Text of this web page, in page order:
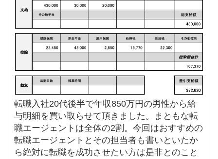
転職入社20代後半で年収850万円の男性から給
与明細を買い取らせて頂きました。まともな転
職エージェントは全体の2割。今回はおすすめの
転職エージェントとその担当者も書いといたか
ら絶対に転職を成功させたい方は是非とのこと